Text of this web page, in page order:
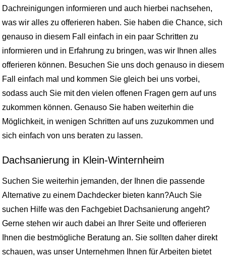
Dachreinigungen informieren und auch hierbei nachsehen,
was wir alles zu offerieren haben. Sie haben die Chance, sich
genauso in diesem Fall einfach in ein paar Schritten zu
informieren und in Erfahrung zu bringen, was wir Ihnen alles
offerieren können. Besuchen Sie uns doch genauso in diesem
Fall einfach mal und kommen Sie gleich bei uns vorbei,
sodass auch Sie mit den vielen offenen Fragen gern auf uns
zukommen können. Genauso Sie haben weiterhin die
Möglichkeit, in wenigen Schritten auf uns zuzukommen und
sich einfach von uns beraten zu lassen.
Dachsanierung in Klein-Winternheim
Suchen Sie weiterhin jemanden, der Ihnen die passende
Alternative zu einem Dachdecker bieten kann?Auch Sie
suchen Hilfe was den Fachgebiet Dachsanierung angeht?
Gerne stehen wir auch dabei an Ihrer Seite und offerieren
Ihnen die bestmögliche Beratung an. Sie sollten daher direkt
schauen, was unser Unternehmen Ihnen für Arbeiten bietet